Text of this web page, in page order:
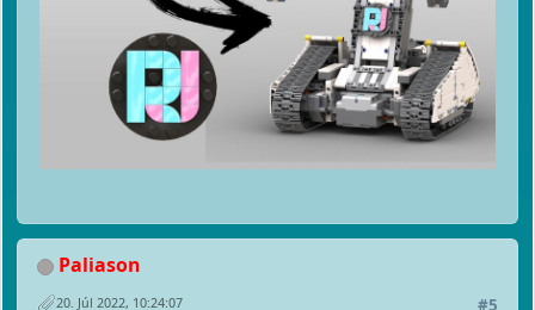
Paliason
#5
20. Júl 2022, 10:24:07